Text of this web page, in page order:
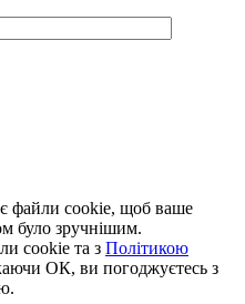
файли cookie, щоб ваше
було зручнішим.
cookie та з Політикою
ОК, ви погоджуєтесь з